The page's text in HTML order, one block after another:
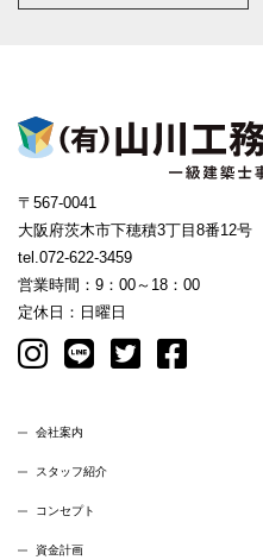
〒567-0041
大阪府茨木市下穂積3丁目8番12号
tel.072-622-3459
営業時間：9：00～18：00
定休日：日曜日
会社案内
スタッフ紹介
コンセプト
資金計画